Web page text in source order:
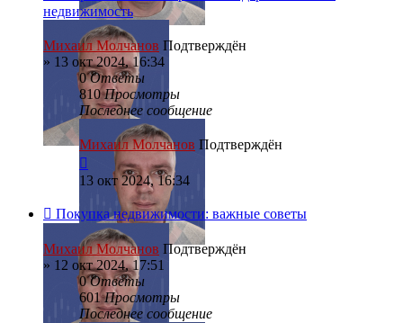
недвижимость
Михаил Молчанов Подтверждён
» 13 окт 2024, 16:34
0Ответы
810Просмотры
Последнее сообщение
Михаил Молчанов Подтверждён
13 окт 2024, 16:34
Покупка недвижимости: важные советы
Михаил Молчанов Подтверждён
» 12 окт 2024, 17:51
0Ответы
601Просмотры
Последнее сообщение